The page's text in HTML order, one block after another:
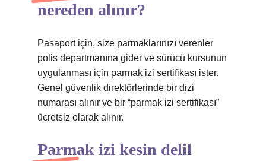
nereden alınır?
Pasaport için, size parmaklarınızı verenler
polis departmanına gider ve sürücü kursunun
uygulanması için parmak izi sertifikası ister.
Genel güvenlik direktörlerinde bir dizi
numarası alınır ve bir “parmak izi sertifikası”
ücretsiz olarak alınır.
Parmak izi kesin delil